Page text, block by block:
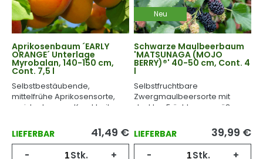
Aprikosenbaum ´EARLY
ORANGE´ Unterlage
Myrobalan, 140-150 cm,
Cont. 7,5 l
Selbstbestäubende,
mittelfrühe Aprikosensorte,
resistent gegen Krankheiten
LIEFERBAR 41,49 €
- Stk. +
Neu
Schwarze Maulbeerbaum
'MATSUNAGA (MOJO
BERRY)®' 40-50 cm, Cont. 4
l
Selbstfruchtbare
Zwergmaulbeersorte mit
dunklen Früchten von süßem
LIEFERBAR 39,99 €
- Stk. +